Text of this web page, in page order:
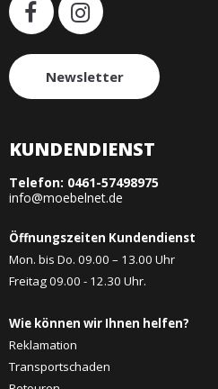
Newsletter
KUNDENDIENST
Telefon: 0461-57498975
info@moebelnet.de
Öffnungszeiten Kundendienst
Mon. bis Do. 09.00 – 13.00 Uhr
Freitag 09.00 - 12.30 Uhr.
Wie können wir Ihnen helfen?
Reklamation
Transportschaden